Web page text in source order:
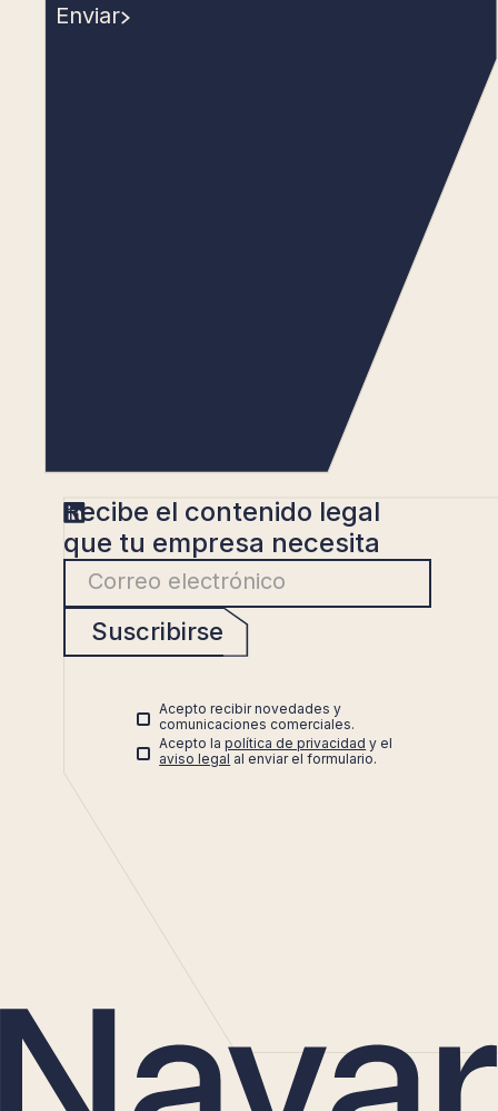
Enviar
Recibe el contenido legal
que tu empresa necesita
Suscribirse
Acepto recibir novedades y
comunicaciones comerciales.
Acepto lapolítica de privacidad y el
aviso legal al enviar el formulario.